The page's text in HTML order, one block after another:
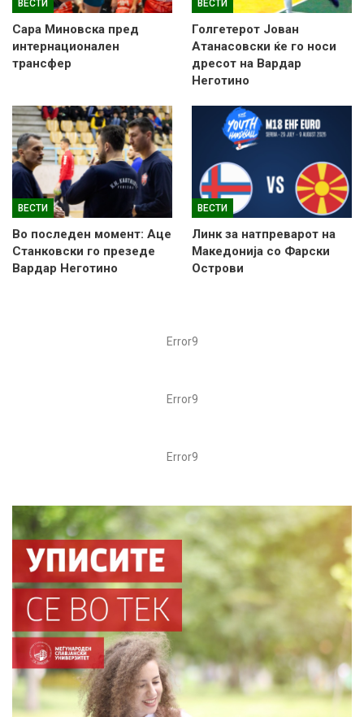
ВЕСТИ
Сара Миновска пред
интернационален
трансфер
ВЕСТИ
Голгетерот Јован
Атанасовски ќе го носи
дресот на Вардар
Неготино
ВЕСТИ
Во последен момент: Аце
Станковски го презеде
Вардар Неготино
ВЕСТИ
Линк за натпреварот на
Македонија со Фарски
Острови
Error9
Error9
Error9